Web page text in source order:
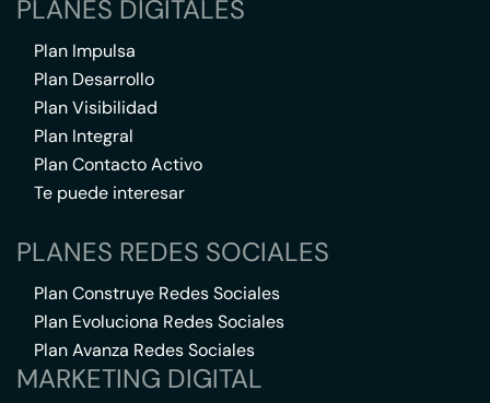
PLANES DIGITALES
Plan Impulsa
Plan Desarrollo
Plan Visibilidad
Plan Integral
Plan Contacto Activo
Te puede interesar
PLANES REDES SOCIALES
Plan Construye Redes Sociales
Plan Evoluciona Redes Sociales
Plan Avanza Redes Sociales
MARKETING DIGITAL